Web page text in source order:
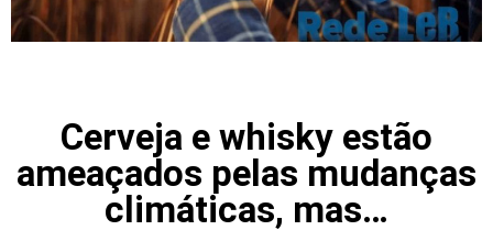
Cerveja e whisky estão
ameaçados pelas mudanças
climáticas, mas…